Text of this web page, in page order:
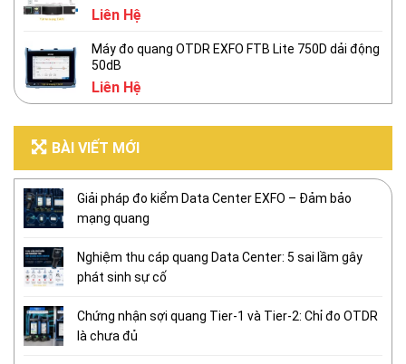
Liên Hệ
Máy đo quang OTDR EXFO FTB Lite 750D dải động
50dB
Liên Hệ
BÀI VIẾT MỚI
Giải pháp đo kiểm Data Center EXFO – Đảm bảo
mạng quang
Nghiệm thu cáp quang Data Center: 5 sai lầm gây
phát sinh sự cố
Chứng nhận sợi quang Tier-1 và Tier-2: Chỉ đo OTDR
là chưa đủ